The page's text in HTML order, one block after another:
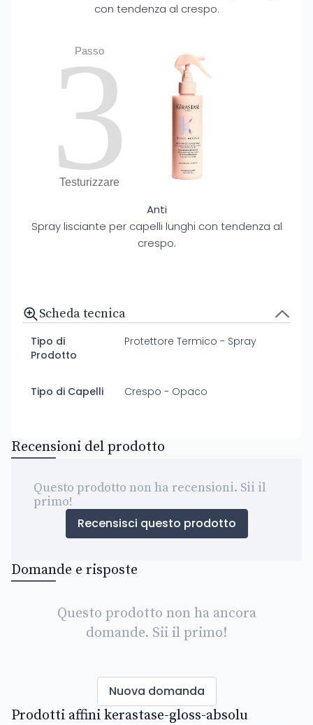
con tendenza al crespo.
Passo
3
Testurizzare
Anti
Spray lisciante per capelli lunghi con tendenza al
crespo.
Scheda tecnica
Tipo di
Prodotto
Protettore Termico - Spray
Tipo di Capelli Crespo - Opaco
Recensioni del prodotto
Questo prodotto non ha recensioni. Sii il
primo!
Recensisci questo prodotto
Domande e risposte
Questo prodotto non ha ancora
domande. Sii il primo!
Nuova domanda
Prodotti affini kerastase-gloss-absolu